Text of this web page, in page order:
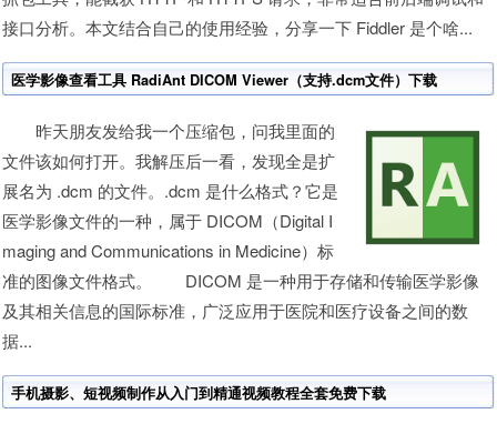
接口分析。本文结合自己的使用经验，分享一下 Fiddler 是个啥...
医学影像查看工具 RadiAnt DICOM Viewer（支持.dcm文件）下载
昨天朋友发给我一个压缩包，问我里面的
文件该如何打开。我解压后一看，发现全是扩
展名为 .dcm 的文件。.dcm 是什么格式？它是
医学影像文件的一种，属于 DICOM（Digital I
maging and Communications in Medicine）标
准的图像文件格式。 DICOM 是一种用于存储和传输医学影像
及其相关信息的国际标准，广泛应用于医院和医疗设备之间的数
据...
手机摄影、短视频制作从入门到精通视频教程全套免费下载